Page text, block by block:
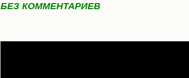
БЕЗ КОММЕНТАРИЕВ